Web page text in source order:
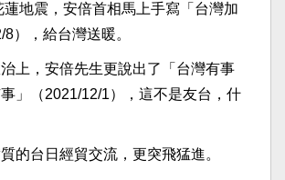
蓮地震，安倍首相馬上手寫「台灣加
），給台灣送暖。
上，安倍先生更說出了「台灣有事
」（2021/12/1），這不是友台，什
的台日經貿交流，更突飛猛進。